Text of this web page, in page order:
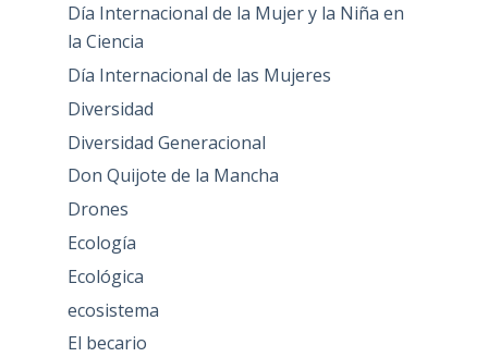
Día Internacional de la Mujer y la Niña en
la Ciencia
Día Internacional de las Mujeres
Diversidad
Diversidad Generacional
Don Quijote de la Mancha
Drones
Ecología
Ecológica
ecosistema
El becario